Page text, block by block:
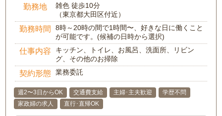
勤務地
雑色 徒歩10分
（東京都大田区付近）
勤務時間
8時～20時の間で1時間〜、好きな日に働くこと
が可能です。(候補の日時から選択)
仕事内容
キッチン、トイレ、お風呂、洗面所、リビン
グ、その他のお掃除
契約形態 業務委託
週2〜3日からOK 交通費支給 主婦･主夫歓迎
学歴不問
家政婦の求人
直行･直帰OK